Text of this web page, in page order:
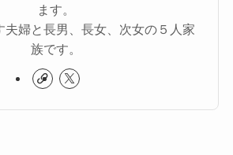
ます。
夫婦と長男、長女、次女の５人家
族です。